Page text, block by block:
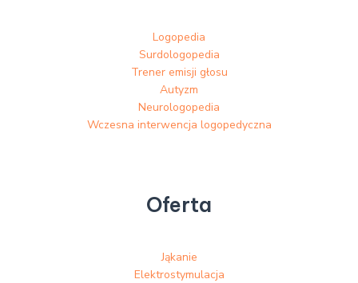
Logopedia
Surdologopedia
Trener emisji głosu
Autyzm
Neurologopedia
Wczesna interwencja logopedyczna
Oferta
Jąkanie
Elektrostymulacja